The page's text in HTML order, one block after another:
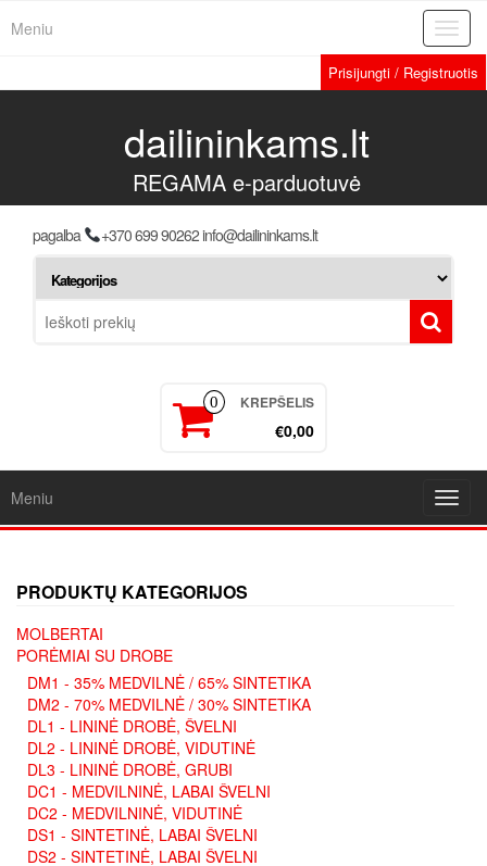
Meniu
Prisijungti / Registruotis
dailininkams.lt
REGAMA e-parduotuvė
pagalba +370 699 90262 info@dailininkams.lt
0 KREPŠELIS
€0,00
Meniu
PRODUKTŲ KATEGORIJOS
MOLBERTAI
PORĖMIAI SU DROBE
DM1 - 35% MEDVILNĖ / 65% SINTETIKA
DM2 - 70% MEDVILNĖ / 30% SINTETIKA
DL1 - LININĖ DROBĖ, ŠVELNI
DL2 - LININĖ DROBĖ, VIDUTINĖ
DL3 - LININĖ DROBĖ, GRUBI
DC1 - MEDVILNINĖ, LABAI ŠVELNI
DC2 - MEDVILNINĖ, VIDUTINĖ
DS1 - SINTETINĖ, LABAI ŠVELNI
DS2 - SINTETINĖ, LABAI ŠVELNI